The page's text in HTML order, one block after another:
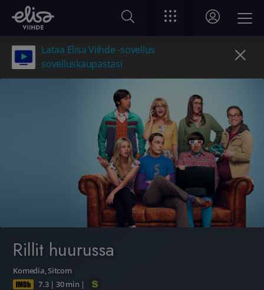
Lataa Elisa Viihde -sovellus
sovelluskaupastasi
Rillit huurussa
Komedia,Sitcom
7.3| 30 min|